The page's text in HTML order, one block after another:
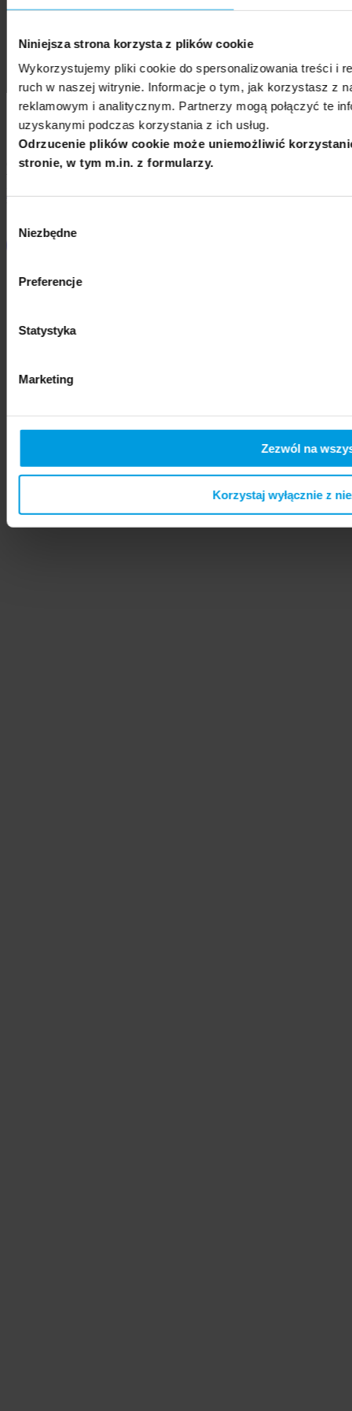
Niniejsza strona korzysta z plików cookie
Wykorzystujemy pliki cookie do spersonalizowania treści i
ruch w naszej witrynie. Informacje o tym, jak korzystasz z
reklamowym i analitycznym. Partnerzy mogą połączyć te
uzyskanymi podczas korzystania z ich usług.
Odrzucenie plików cookie może uniemożliwić
stronie, w tym m.in. z formularzy.
zgody
Niezbędne
Preferencje
Statystyka
Marketing
Zezwól na
Korzystaj wyłącznie z
© 2021Uniwersytet SWPS, ul. Chodakowska 19/31, 03-815